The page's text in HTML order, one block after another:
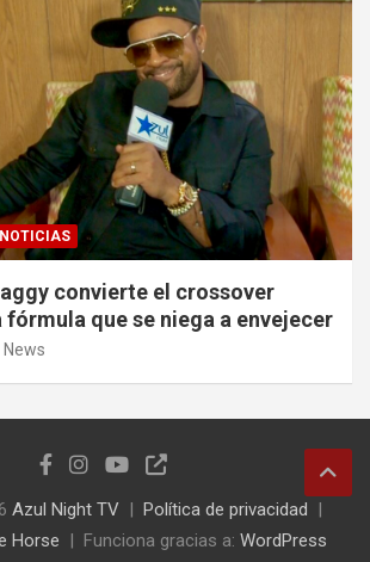
NOTICIAS
convierte el crossover
fórmula que se niega a envejecer
News
Azul Night TV
Política de privacidad
Horse Funciona gracias a: WordPress